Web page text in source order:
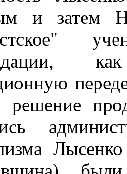
и затем
решение